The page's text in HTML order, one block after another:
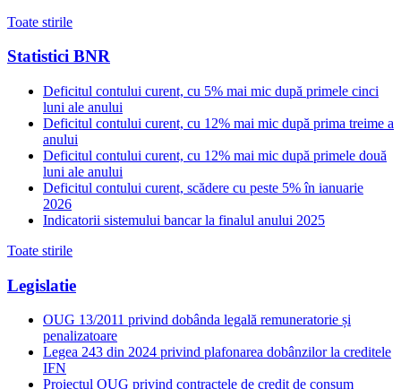
Toate stirile
Statistici BNR
Deficitul contului curent, cu 5% mai mic după primele cinci
luni ale anului
Deficitul contului curent, cu 12% mai mic după prima treime a
anului
Deficitul contului curent, cu 12% mai mic după primele două
luni ale anului
Deficitul contului curent, scădere cu peste 5% în ianuarie
2026
Indicatorii sistemului bancar la finalul anului 2025
Toate stirile
Legislatie
OUG 13/2011 privind dobânda legală remuneratorie și
penalizatoare
Legea 243 din 2024 privind plafonarea dobânzilor la creditele
IFN
Proiectul OUG privind contractele de credit de consum